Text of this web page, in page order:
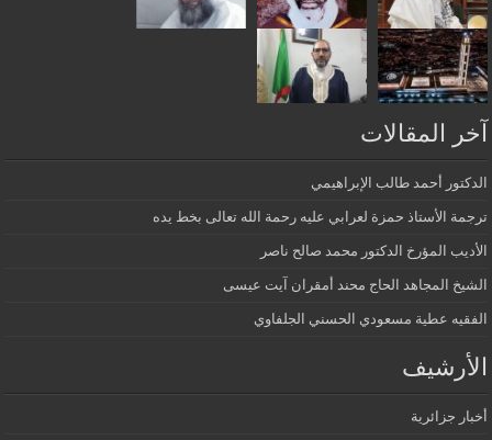
آخر المقالات
الدكتور أحمد طالب الإبراهيمي
ترجمة الأستاذ حمزة لعرابي عليه رحمة الله تعالى بخط يده
الأديب المؤرخ الدكتور محمد صالح ناصر
الشيخ المجاهد الحاج محند أمقران آيت عيسى
الفقيه عطية مسعودي الحسني الجلفاوي
الأرشيف
أخبار جزائرية